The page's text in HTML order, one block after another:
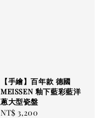
【手繪】百年款 德國
MEISSEN 釉下藍彩藍洋
蔥大型瓷盤
Regular
NT$ 3,200